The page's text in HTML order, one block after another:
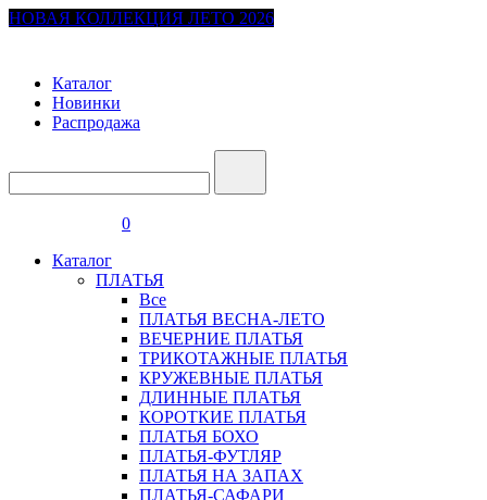
НОВАЯ КОЛЛЕКЦИЯ ЛЕТО 2026
Каталог
Новинки
Распродажа
0
Каталог
ПЛАТЬЯ
Все
ПЛАТЬЯ ВЕСНА-ЛЕТО
ВЕЧЕРНИЕ ПЛАТЬЯ
ТРИКОТАЖНЫЕ ПЛАТЬЯ
КРУЖЕВНЫЕ ПЛАТЬЯ
ДЛИННЫЕ ПЛАТЬЯ
КОРОТКИЕ ПЛАТЬЯ
ПЛАТЬЯ БОХО
ПЛАТЬЯ-ФУТЛЯР
ПЛАТЬЯ НА ЗАПАХ
ПЛАТЬЯ-САФАРИ